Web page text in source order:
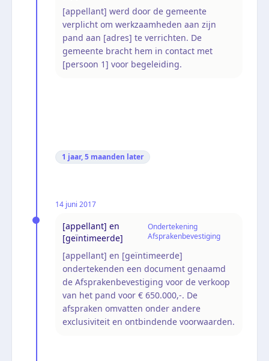
[appellant] werd door de gemeente
verplicht om werkzaamheden aan zijn
pand aan [adres] te verrichten. De
gemeente bracht hem in contact met
[persoon 1] voor begeleiding.
1 jaar, 5 maanden later
14 juni 2017
[appellant] en
[geïntimeerde]
Ondertekening
Afsprakenbevestiging
[appellant] en [geïntimeerde]
ondertekenden een document genaamd
de Afsprakenbevestiging voor de verkoop
van het pand voor € 650.000,-. De
afspraken omvatten onder andere
exclusiviteit en ontbindende voorwaarden.